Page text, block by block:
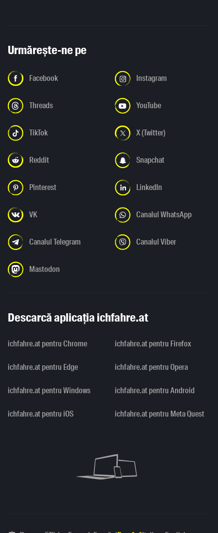
Urmărește-ne pe
Facebook Instagram
Threads YouTube
TikTok X (Twitter)
Reddit Snapchat
Pinterest LinkedIn
VK Canalul WhatsApp
Canalul Telegram Canalul Viber
Mastodon
Descarcă aplicația ichfahre.at
ichfahre.at pentru Chrome ichfahre.at pentru Firefox
ichfahre.at pentru Edge ichfahre.at pentru Opera
ichfahre.at pentru Windows ichfahre.at pentru Android
ichfahre.at pentru iOS ichfahre.at pentru Meta Quest